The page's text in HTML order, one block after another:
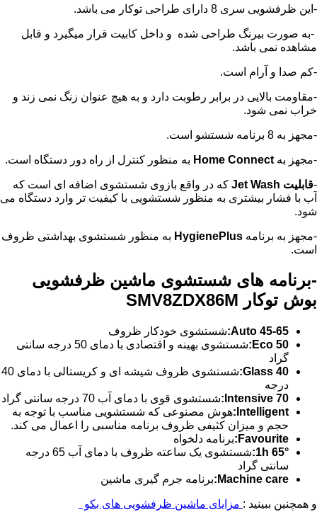
-این ظرفشویی سری 8 دارای طراحی توکار می باشد.
-به صورت بیرنگ طراحی شده و داخل کابیت قرار میگیرد و قابل
مشاهده نمی باشد.
-کم صدا و آرام است.
-مقاومت بالایی در برابر رطوبت دارد و به هیچ عنوان زنگ نمی زند و
خراب نمی شود.
-مجهز به 8 برنامه شستشو است.
-مجهز به Home Connect به منظور کنترل از راه دور دستگاه است.
-قابلیت Jet Wash که در واقع بازوی شستشوی اضافه ای است که
آب با فشار بیشتری به منظور شستشویی با کیفیت تر وارد دستگاه می
شود.
-مجهز به برنامه HygienePlus به منظور شستشوی بهداشتی ظروف
است.
-برنامه های شستشوی ماشین ظرفشویی
بوش توکار SMV8ZDX86M
Auto 45-65
:شستشوی خودکار ظروف
Eco 50
:
شستشوی بهینه و اقتصادی با دمای 50 درجه سانتی
گراد
Glass 40
:
شستشوی ظروف شیشه ای و کریستالی با دمای 40
درجه
Intensive 70
:شستشوی قوی با دمای آب 70 درجه سانتی گراد
Intelligent
:هوش مصنوعی که شستشویی مناسب با توجه به
حجم و میزان کثیفی ظروف برنامه مناسبی را اعمال می کند.
Favourite
:برنامه دلخواه
1h 65°
:
شستشوی یک ساعته ظروف با دمای آب 65 درجه
سانتی گراد
Machine care
:برنامه جرم گیری ماشین
و همچنین ببینید : مزایای ماشین ظرفشویی های بکو